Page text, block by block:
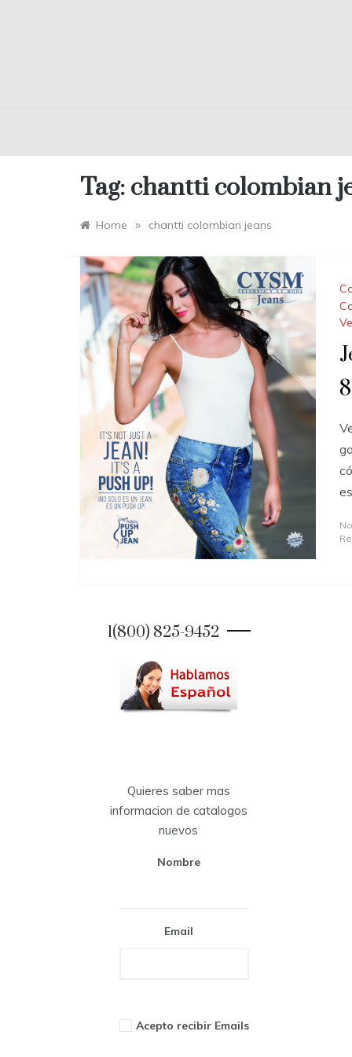
Tag: chantti colombian
Home » chantti colombian jeans
1(800) 825-9452
Quieres saber mas
informacion de catalogos
nuevos
Nombre
Email
Acepto recibir Emails